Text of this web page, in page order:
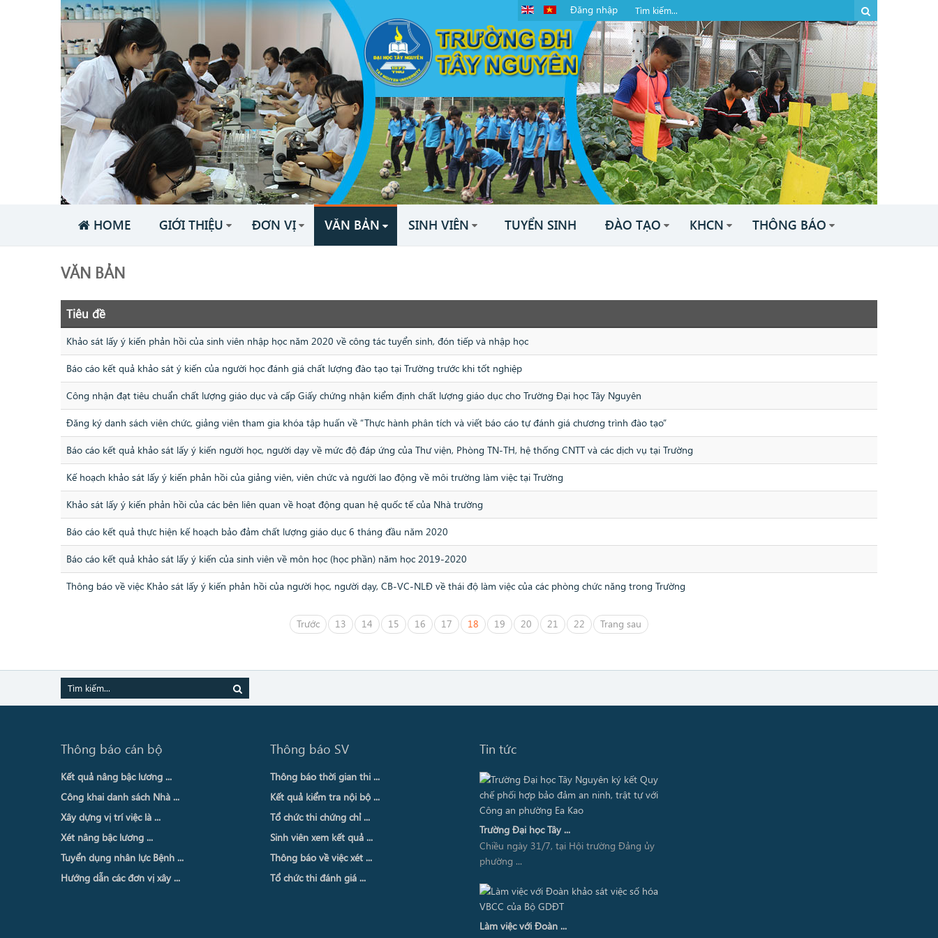
Đăng nhập
HOME GIỚI THIỆU ĐƠN VỊ VĂN BẢN SINH VIÊN TUYỂN SINH ĐÀO TẠO KHCN THÔNG BÁO
VĂN BẢN
Tiêu đề
Khảo sát lấy ý kiến phản hồi của sinh viên nhập học năm 2020 về công tác tuyển sinh, đón tiếp và nhập học
Báo cáo kết quả khảo sát ý kiến của người học đánh giá chất lượng đào tạo tại Trường trước khi tốt nghiệp
Công nhận đạt tiêu chuẩn chất lượng giáo dục và cấp Giấy chứng nhận kiểm định chất lượng giáo dục cho Trường Đại học Tây Nguyên
Đăng ký danh sách viên chức, giảng viên tham gia khóa tập huấn về “Thực hành phân tích và viết báo cáo tự đánh giá chương trình đào tạo”
Báo cáo kết quả khảo sát lấy ý kiến người học, người dạy về mức độ đáp ứng của Thư viện, Phòng TN-TH, hệ thống CNTT và các dịch vụ tại Trường
Kế hoạch khảo sát lấy ý kiến phản hồi của giảng viên, viên chức và người lao động về môi trường làm việc tại Trường
Khảo sát lấy ý kiến phản hồi của các bên liên quan về hoạt động quan hệ quốc tế của Nhà trường
Báo cáo kết quả thực hiện kế hoạch bảo đảm chất lượng giáo dục 6 tháng đầu năm 2020
Báo cáo kết quả khảo sát lấy ý kiến của sinh viên về môn học (học phần) năm học 2019-2020
Thông báo về việc Khảo sát lấy ý kiến phản hồi của người học, người dạy, CB-VC-NLĐ về thái độ làm việc của các phòng chức năng trong Trường
Trước 13 14 15 16 17 18 19 20 21 22 Trang sau
Thông báo cán bộ
Kết quả nâng bậc lương ...
Công khai danh sách Nhà ...
Xây dựng vị trí việc là ...
Xét nâng bậc lương ...
Tuyển dụng nhân lực Bệnh ...
Hướng dẫn các đơn vị xây ...
Thông báo SV
Thông báo thời gian thi ...
Kết quả kiểm tra nội bộ ...
Tổ chức thi chứng chỉ ...
Sinh viên xem kết quả ...
Thông báo về việc xét ...
Tổ chức thi đánh giá ...
Tin tức
Trường Đại học Tây ...
Chiều ngày 31/7, tại Hội trường Đảng ủy
phường ...
Làm việc với Đoàn ...